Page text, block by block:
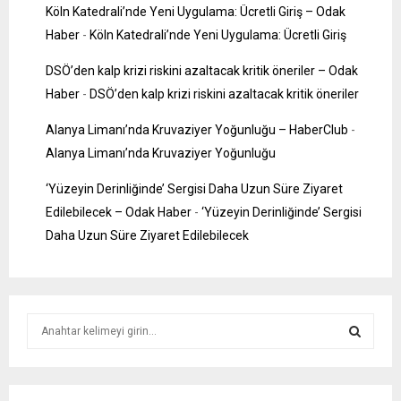
Köln Katedrali’nde Yeni Uygulama: Ücretli Giriş – Odak
Haber - Köln Katedrali’nde Yeni Uygulama: Ücretli Giriş
DSÖ’den kalp krizi riskini azaltacak kritik öneriler – Odak
Haber - DSÖ’den kalp krizi riskini azaltacak kritik öneriler
Alanya Limanı’nda Kruvaziyer Yoğunluğu – HaberClub -
Alanya Limanı’nda Kruvaziyer Yoğunluğu
‘Yüzeyin Derinliğinde’ Sergisi Daha Uzun Süre Ziyaret
Edilebilecek – Odak Haber - ‘Yüzeyin Derinliğinde’ Sergisi
Daha Uzun Süre Ziyaret Edilebilecek